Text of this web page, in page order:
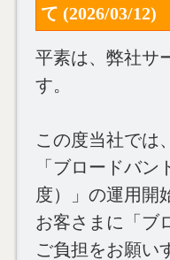
て (2026/03/12)
平素は、弊社サ
す。
この度当社では
「ブロードバ
度）」の運用開
お客さまに「ブ
ご負担をお願い